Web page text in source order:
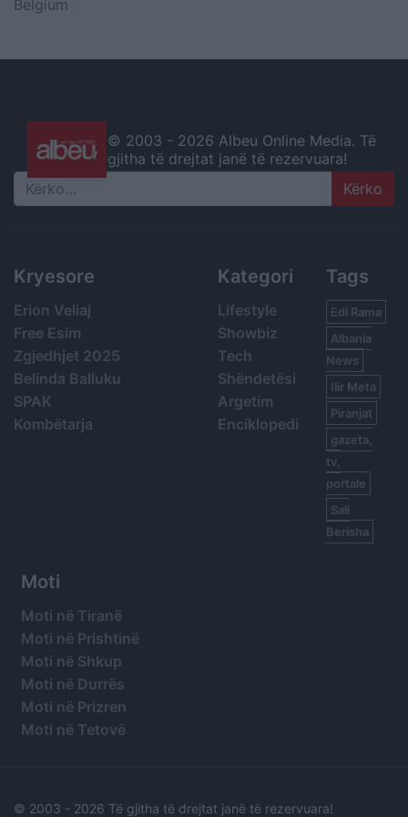
Belgium
© 2003 - 2026 Albeu Online Media. Të
gjitha të drejtat janë të rezervuara!
Search
Kryesore
Erion Veliaj
Free Esim
Zgjedhjet 2025
Belinda Balluku
SPAK
Kombëtarja
Kategori
Lifestyle
Showbiz
Tech
Shëndetësi
Argetim
Enciklopedi
Tags
Edi Rama
Albania
News
Ilir Meta
Piranjat
gazeta,
tv,
portale
Sali
Berisha
Moti
Moti në Tiranë
Moti në Prishtinë
Moti në Shkup
Moti në Durrës
Moti në Prizren
Moti në Tetovë
© 2003 - 2026 Të gjitha të drejtat janë të rezervuara!